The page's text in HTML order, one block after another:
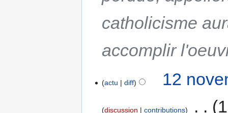
catholicisme
accomplir
actu diff 12
discussion contributions